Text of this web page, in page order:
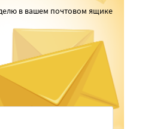
в вашем почтовом ящике